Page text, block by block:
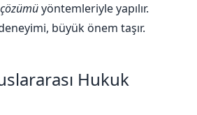
yöntemleriyle yapılır.
büyük önem taşır.
Hukuk